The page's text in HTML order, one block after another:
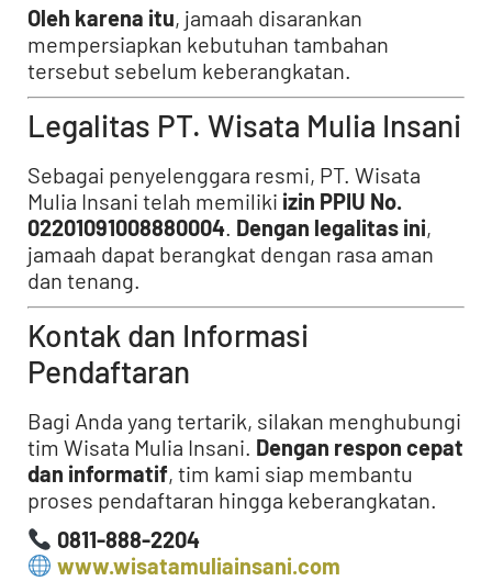
Oleh karena itu, jamaah disarankan
mempersiapkan kebutuhan tambahan
tersebut sebelum keberangkatan.
Legalitas PT. Wisata Mulia Insani
Sebagai penyelenggara resmi, PT. Wisata
Mulia Insani telah memiliki izin PPIU No.
02201091008880004. Dengan legalitas ini,
jamaah dapat berangkat dengan rasa aman
dan tenang.
Kontak dan Informasi
Pendaftaran
Bagi Anda yang tertarik, silakan menghubungi
tim Wisata Mulia Insani. Dengan respon cepat
dan informatif, tim kami siap membantu
proses pendaftaran hingga keberangkatan.
0811-888-2204
www.wisatamuliainsani.com